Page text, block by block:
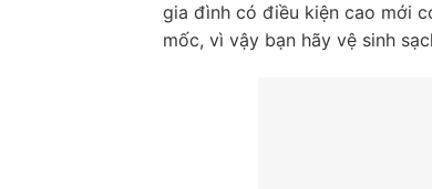
gia đình có điều kiện cao mới
mốc, vì vậy bạn hãy vệ sinh